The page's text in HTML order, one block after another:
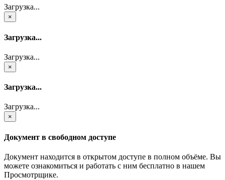
Загрузка...
×
Загрузка...
Загрузка...
×
Загрузка...
Загрузка...
×
Документ в свободном доступе
Документ находится в открытом доступе в полном объёме. Вы
можете ознакомиться и работать с ним бесплатно в нашем
Просмотрщике.